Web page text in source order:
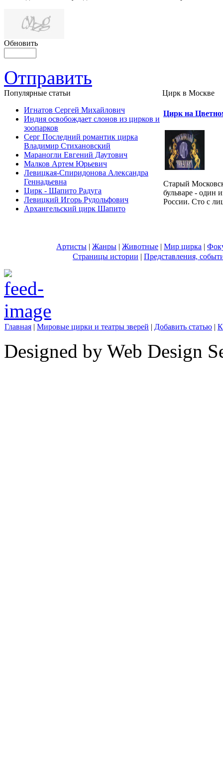
Обновить
Отправить
Популярные cтатьи
Игнатов Сергей Михайлович
Индия освобождает слонов из цирков и
зоопарков
Серг Последний романтик цирка
Владимир Стихановский
Мараногли Евгений Даутович
Малков Артем Юрьевич
Левицкая-Спиридонова Александра
Геннадьевна
Цирк - Шапито Радуга
Левицкий Игорь Рудольфович
Архангельский цирк Шапито
Цирк в Москве
Цирк на
Старый
бульваре - один
России. Сто с
Артисты | Жанры | Животные | Мир цирка |
Страницы истории | Представления,
Главная | Мировые цирки и театры зверей | Добавить статью |
Designed by Web Design